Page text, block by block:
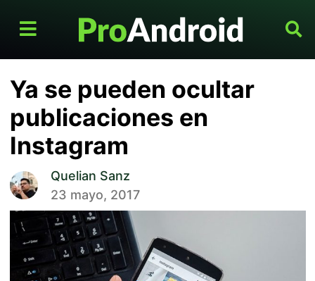
Ya se pueden ocultar
publicaciones en
Instagram
Quelian Sanz
23 mayo, 2017